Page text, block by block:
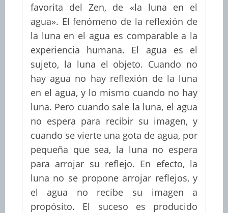
favorita del Zen, de «la luna en el
agua». El fenómeno de la reflexión de
la luna en el agua es comparable a la
experiencia humana. El agua es el
sujeto, la luna el objeto. Cuando no
hay agua no hay reflexión de la luna
en el agua, y lo mismo cuando no hay
luna. Pero cuando sale la luna, el agua
no espera para recibir su imagen, y
cuando se vierte una gota de agua, por
pequeña que sea, la luna no espera
para arrojar su reflejo. En efecto, la
luna no se propone arrojar reflejos, y
el agua no recibe su imagen a
propósito. El suceso es producido